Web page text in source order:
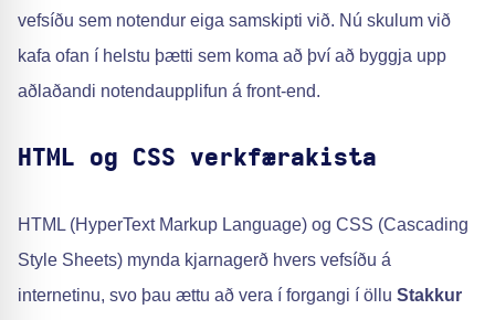
vefsíðu sem notendur eiga samskipti við. Nú skulum við
kafa ofan í helstu þætti sem koma að því að byggja upp
aðlaðandi notendaupplifun á front-end.
HTML og CSS verkfærakista
HTML (HyperText Markup Language) og CSS (Cascading
Style Sheets) mynda kjarnagerð hvers vefsíðu á
internetinu, svo þau ættu að vera í forgangi í öllu Stakkur